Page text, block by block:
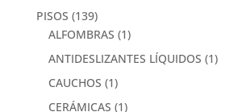
PISOS (139)
ALFOMBRAS (1)
ANTIDESLIZANTES LÍQUIDOS (1)
CAUCHOS (1)
CERÁMICAS (1)